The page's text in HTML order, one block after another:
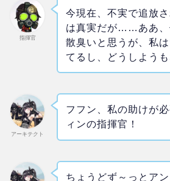
指揮官
今現在、不実で追放
は真実だが……ああ、
散臭いと思うが、私
てるし、どうしよう
アーキテクト
フフン、私の助けが
ィンの指揮官！
ちょうどず～っとア